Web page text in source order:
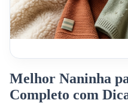
Melhor Naninha
Completo com